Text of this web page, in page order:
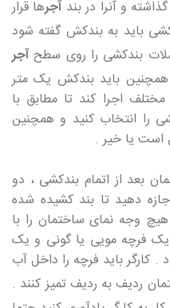
و آنرا در بند آجرها قرار
باید به بندکش گفته شود
بندکشی را روی سطح آجر
باید بندکش یک متر
اجرا کند تا مطابق با
را انتخاب کنید و همچنین
است یا خیر .
بعد از اتمام بندکشی ، دو
دهید تا بند کشیده شده
وجه نمای ساختمان را با
فرچه مویی یا گونی و یک
. کارگر باید فرچه را داخل آب
ردیف به ردیف تمیز کنند .